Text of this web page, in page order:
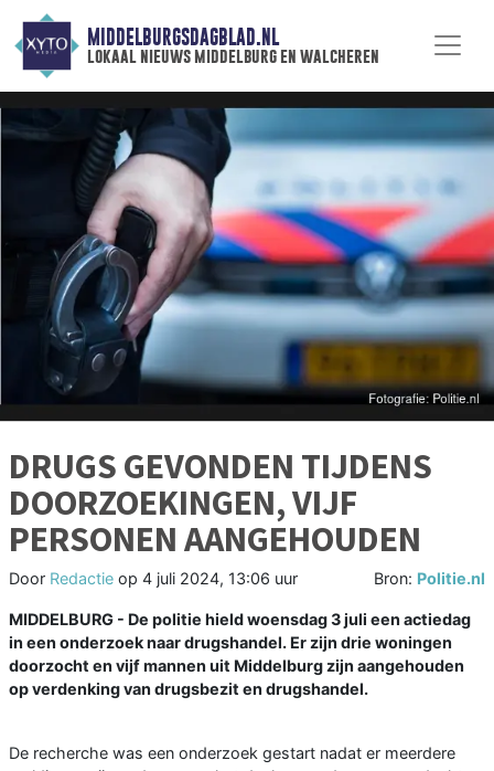
MIDDELBURGSDAGBLAD.NL
lokaal nieuws middelburg en walcheren
DRUGS GEVONDEN TIJDENS
DOORZOEKINGEN, VIJF
PERSONEN AANGEHOUDEN
Door Redactie op 4 juli 2024, 13:06 uur Bron: Politie.nl
MIDDELBURG - De politie hield woensdag 3 juli een actiedag
in een onderzoek naar drugshandel. Er zijn drie woningen
doorzocht en vijf mannen uit Middelburg zijn aangehouden
op verdenking van drugsbezit en drugshandel.
De recherche was een onderzoek gestart nadat er meerdere